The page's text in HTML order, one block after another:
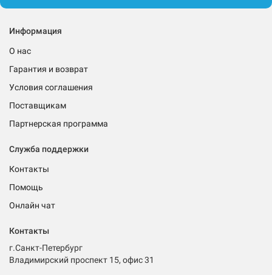
Информация
О нас
Гарантия и возврат
Условия соглашения
Поставщикам
Партнерская программа
Служба поддержки
Контакты
Помощь
Онлайн чат
Контакты
г.Санкт-Петербург
Владимирский проспект 15, офис 31